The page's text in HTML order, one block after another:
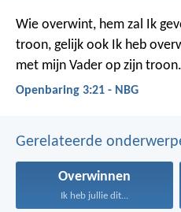
Wie overwint, hem zal Ik
troon, gelijk ook Ik heb
met mijn Vader op zijn troon.
Openbaring 3:21 - NBG
Gerelateerde
Overwinnen
Ik heb jullie dit...